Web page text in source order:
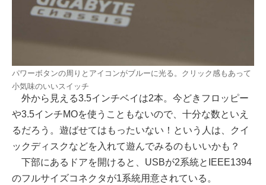
パワーボタンの周りとアイコンがブルーに光る。クリック感もあって
小気味のいいスイッチ
外から見える3.5インチベイは2本。今どきフロッピー
や3.5インチMOを使うこともないので、十分な数といえ
るだろう。遊ばせてはもったいない！という人は、クイ
ックディスクなどを入れて遊んでみるのもいいかも？
下部にあるドアを開けると、USBが2系統とIEEE1394
のフルサイズコネクタが1系統用意されている。